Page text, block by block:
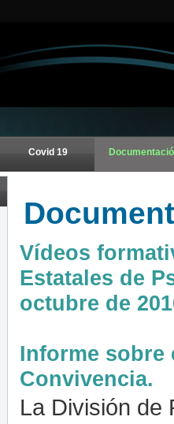
Covid 19
Vídeos
Estatales de
octubre de
Informe sobre
Convivencia.
La División de